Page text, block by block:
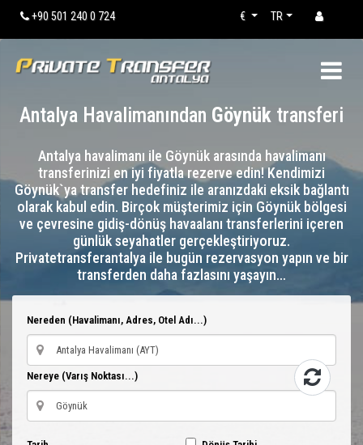
+90 501 240 0 724 TR
€
Antalya Havalimanından Göynük transferi
Antalya havalimanı ile Göynük arasında havalimanı
transferinizi en iyi fiyatla rezerve edin! Kendimizi
Göynük`ya transfer hedefiniz ile aranızdaki eksik bağlantı
olarak kabul edin. Birçok müşterimiz için Göynük bölgesi
ve çevresine gidiş-dönüş havaalanı transferlerini içeren
günlük seyahatler gerçekleştiriyoruz.
Privatetransferantalya ile bugün rezervasyon yapın ve bir
transferden daha fazlasını yaşayın…
Nereden (Havalimanı, Adres, Otel Adı...)
Nereye (Varış Noktası...)